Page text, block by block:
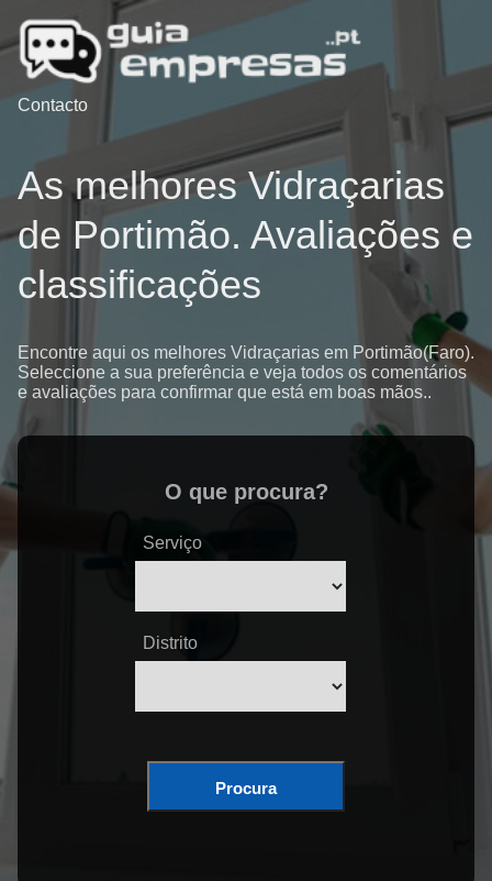
Contacto
As melhores Vidraçarias
de Portimão. Avaliações e
classificações
Encontre aqui os melhores Vidraçarias em Portimão(Faro).
Seleccione a sua preferência e veja todos os comentários
e avaliações para confirmar que está em boas mãos..
O que procura?
Serviço
Distrito
Procura